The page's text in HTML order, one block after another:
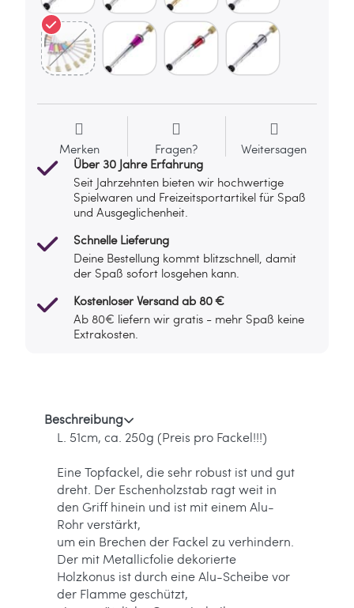
Merken Fragen?
Weitersagen
Über 30 Jahre Erfahrung
Seit Jahrzehnten bieten wir hochwertige
Spielwaren und Freizeitsportartikel für Spaß
und Ausgeglichenheit.
Schnelle Lieferung
Deine Bestellung kommt blitzschnell, damit
der Spaß sofort losgehen kann.
Kostenloser Versand ab 80 €
Ab 80€ liefern wir gratis - mehr Spaß keine
Extrakosten.
Beschreibung
L. 51cm, ca. 250g (Preis pro Fackel!!!)
Eine Topfackel, die sehr robust ist und gut
dreht. Der Eschenholzstab ragt weit in
den Griff hinein und ist mit einem Alu-
Rohr verstärkt,
um ein Brechen der Fackel zu verhindern.
Der mit Metallicfolie dekorierte
Holzkonus ist durch eine Alu-Scheibe vor
der Flamme geschützt,